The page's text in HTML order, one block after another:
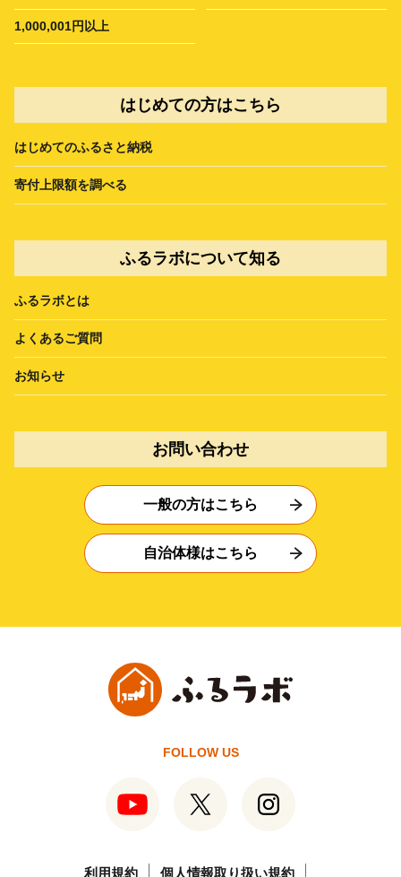
1,000,001円以上
はじめての方はこちら
はじめてのふるさと納税
寄付上限額を調べる
ふるラボについて知る
ふるラボとは
よくあるご質問
お知らせ
お問い合わせ
一般の方はこちら
自治体様はこちら
FOLLOW US
利用規約 個人情報取り扱い規約